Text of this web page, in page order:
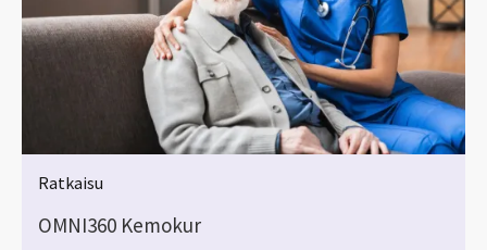
Ratkaisu
OMNI360 Kemokur